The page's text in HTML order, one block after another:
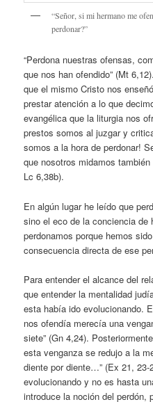
“Señor, si mi hermano me
perdonar?”
“Perdona nuestras ofensas,
que nos han ofendido” (Mt
que el mismo Cristo nos
prestar atención a lo que
evangélica que la liturgia nos
prestos somos al juzgar y
somos a la hora de perdonar!
que nosotros midamos
Lc 6,38b).
En algún lugar he leído que
sino el eco de la conciencia de
perdonamos porque hemos
consecuencia directa de ese
Para entender el alcance del
que entender la mentalidad
esta había ido evolucionando.
nos ofendía merecía una
siete” (Gn 4,24).
esta venganza se redujo a la
diente por diente…” (Ex 21,
evolucionando y no es hasta
introduce la noción del